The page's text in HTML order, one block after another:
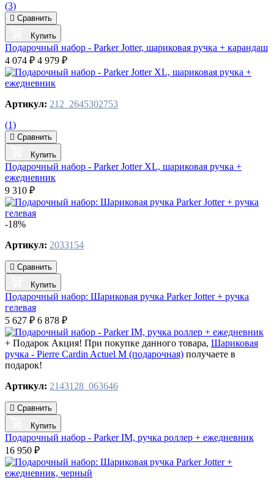
(3)
Сравнить
Купить
Подарочный набор - Parker Jotter, шариковая ручка + карандаш
4 074 ₽ 4 979 ₽
Артикул: 212_2645302753
(1)
Сравнить
Купить
Подарочный набор - Parker Jotter XL, шариковая ручка +
ежедневник
9 310 ₽
-18%
Артикул: 2033154
Сравнить
Купить
Подарочный набор: Шариковая ручка Parker Jotter + ручка
гелевая
5 627 ₽ 6 878 ₽
+ Подарок Акция! При покупке данного товара, Шариковая
ручка - Pierre Cardin Actuel M (подарочная) получаете в
подарок!
Артикул: 2143128_063646
Сравнить
Купить
Подарочный набор - Parker IM, ручка роллер + ежедневник
16 950 ₽